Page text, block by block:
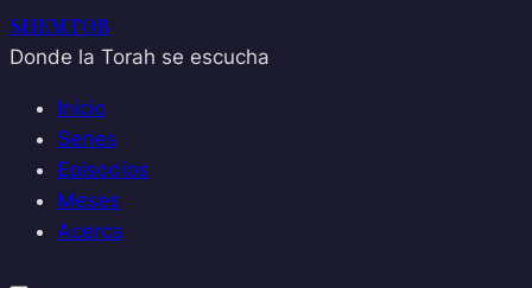
SHEMTOB
Donde la Torah se escucha
Inicio
Series
Episodios
Meses
Acerca